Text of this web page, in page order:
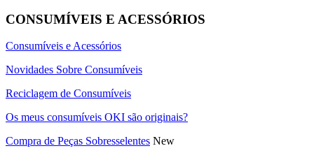
CONSUMÍVEIS E ACESSÓRIOS
Consumíveis e Acessórios
Novidades Sobre Consumíveis
Reciclagem de Consumíveis
Os meus consumíveis OKI são originais?
Compra de Peças Sobresselentes New